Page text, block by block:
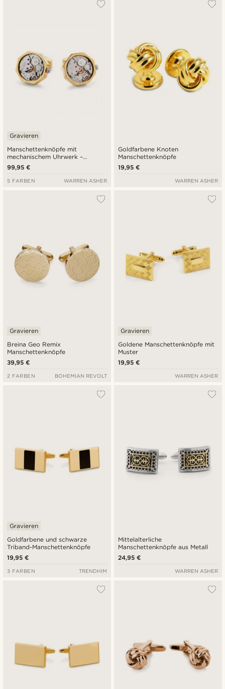
Manschettenknöpfe mit
mechanischem Uhrwerk –
Goldgehäuse mit silbernem
Zifferblatt
Gravieren
99,95 €
5 FARBEN WARREN ASHER
Goldfarbene Knoten
Manschettenknöpfe
19,95 €
WARREN ASHER
Breina Geo Remix
Manschettenknöpfe
Gravieren
39,95 €
2 FARBEN BOHEMIAN REVOLT
Goldene Manschettenknöpfe mit
Muster
Gravieren
19,95 €
WARREN ASHER
Goldfarbene und schwarze
Triband-Manschettenknöpfe
Gravieren
19,95 €
3 FARBEN TRENDHIM
Mittelalterliche
Manschettenknöpfe aus Metall
24,95 €
WARREN ASHER